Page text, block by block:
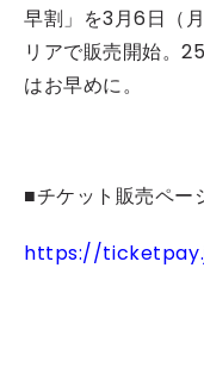
早割」を3月6日（
リアで販売開始。
はお早めに。
■チケット販売ペー
https://